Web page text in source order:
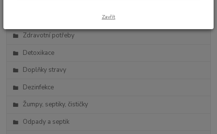
Zdravotní potřeby
Detoxikace
Doplňky stravy
Dezinfekce
Žumpy, septiky, čističky
Odpady a septik
Zavřít